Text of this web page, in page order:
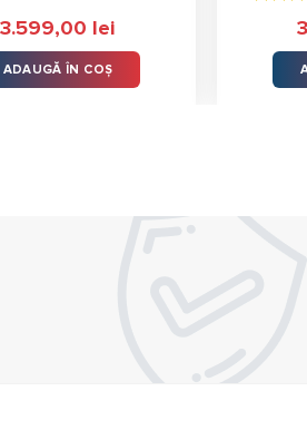
3.599,00 lei
ADAUGĂ ÎN COȘ
din 5